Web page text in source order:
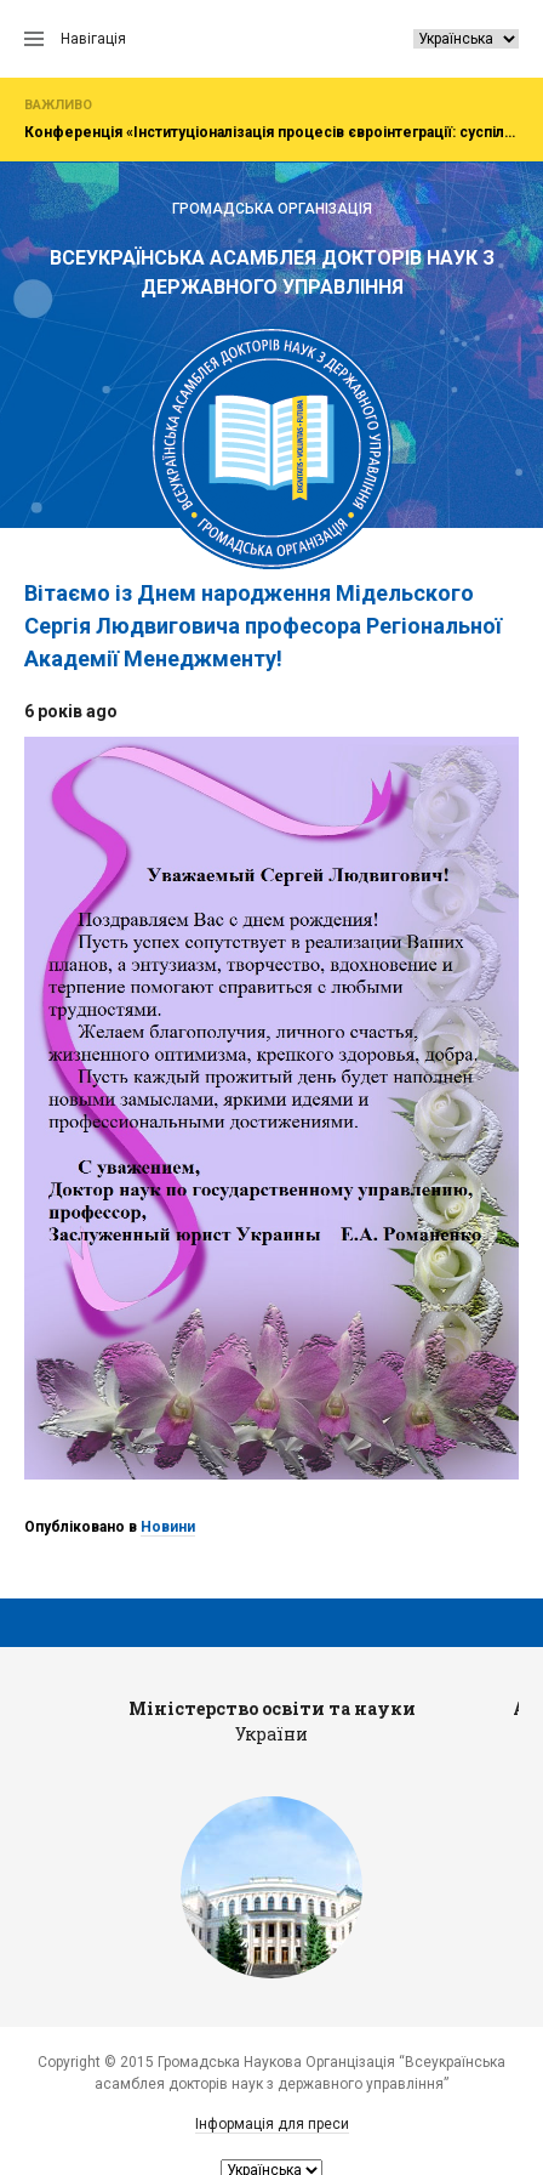
Навігація
ВАЖЛИВО
Конференція «Інституціоналізація процесів євроінтеграції: суспільство, економіка, адміністрування»
ГРОМАДСЬКА ОРГАНІЗАЦІЯ
ВСЕУКРАЇНСЬКА АСАМБЛЕЯ ДОКТОРІВ НАУК З
ДЕРЖАВНОГО УПРАВЛІННЯ
Вітаємо із Днем народження Мідельского
Сергія Людвиговича професора Регіональної
Академії Менеджменту!
6 років ago
Опубліковано в Новини
Міністерство освіти та науки
України
Copyright © 2015 Громадська Наукова Органцізація “Всеукраїнська
асамблея докторів наук з державного управління”
Інформація для преси